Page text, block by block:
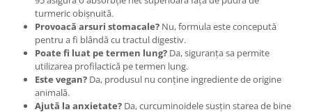
turmeric obișnuită.
Provoacă arsuri stomacale? Nu, formula este concepută
pentru a fi blândă cu tractul digestiv.
Poate fi luat pe termen lung? Da, siguranța sa permite
utilizarea profilactică pe termen lung.
Este vegan? Da, produsul nu conține ingrediente de origine
animală.
Ajută la anxietate? Da, curcuminoidele susțin starea de bine